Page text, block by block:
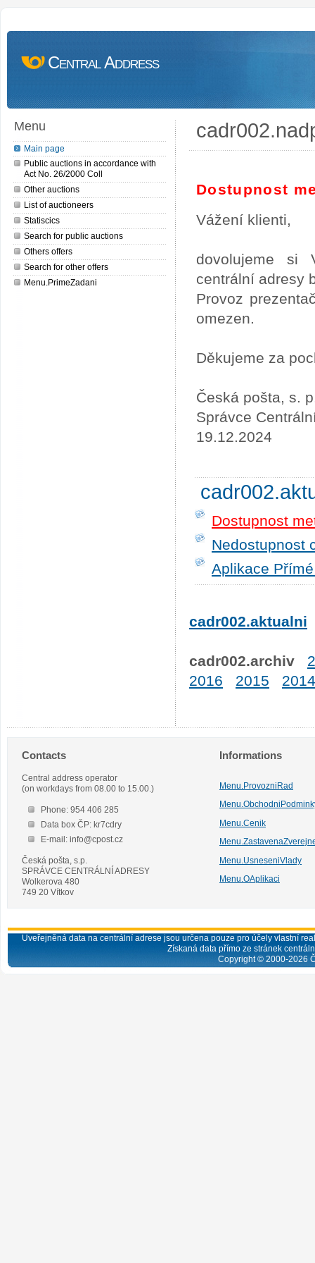
Central Address
Menu
Main page
Public auctions in accordance with
Act No. 26/2000 Coll
Other auctions
List of auctioneers
Statiscics
Search for public auctions
Others offers
Search for other offers
Menu.PrimeZadani
Dostupnost
Vážení klienti,
dovolujeme si
centrální adresy
Provoz
omezen.
Děkujeme za
Česká pošta, s.
Správce
19.12.2024
Dostupnost
Nedostupnost
Aplikace
cadr002.aktualni
cadr002.archiv
2016
2015 2014
Contacts
Central address operator
(on workdays from 08.00 to 15.00.)
Phone: 954 406 285
Data box ČP: kr7cdry
E-mail: info@cpost.cz
Česká pošta, s.p.
SPRÁVCE CENTRÁLNÍ ADRESY
Wolkerova 480
749 20 Vítkov
Informations
Menu.ProvozniRad
Menu.Cenik
Menu.UsneseniVlady
Menu.OAplikaci
Uveřejněná data na centrální adrese jsou určena pouze pro účely vlastní
Získaná data přímo ze stránek
Copyright © 2000-2026